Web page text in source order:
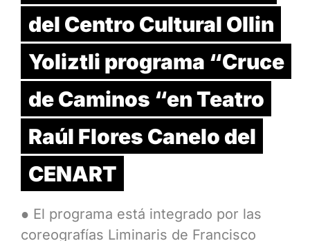
del Centro Cultural Ollin
Yoliztli programa “Cruce
de Caminos “en Teatro
Raúl Flores Canelo del
CENART
● El programa está integrado por las
coreografías Liminaris de Francisco